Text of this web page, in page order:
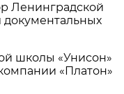
Ленинградской
документальных
школы «Унисон»
«Платон»